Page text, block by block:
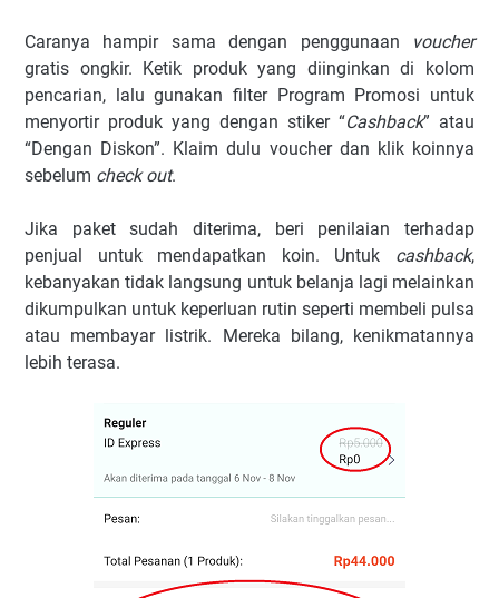
Caranya hampir sama dengan penggunaan
voucher
gratis ongkir. Ketik produk yang diinginkan di kolom
pencarian, lalu gunakan filter Program Promosi untuk
menyortir produk yang dengan stiker “Cashback” atau
“Dengan Diskon”. Klaim dulu voucher dan klik koinnya
sebelum check out.
Jika paket sudah diterima, beri penilaian terhadap
penjual untuk mendapatkan koin. Untuk cashback,
kebanyakan tidak langsung untuk belanja lagi melainkan
dikumpulkan untuk keperluan rutin seperti membeli pulsa
atau membayar listrik. Mereka bilang, kenikmatannya
lebih terasa.